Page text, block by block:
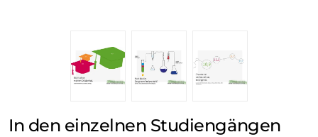
In den einzelnen Studiengängen